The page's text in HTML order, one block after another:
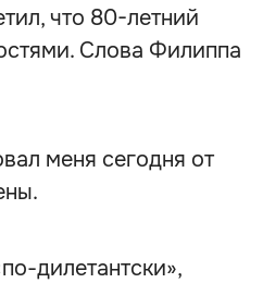
что 80-летний
Слова Филиппа
меня сегодня от
дилетантски»,